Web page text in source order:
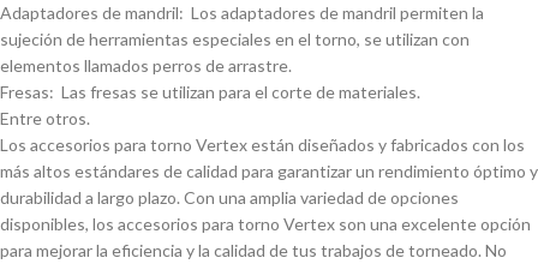
Adaptadores de mandril: Los adaptadores de mandril permiten la
sujeción de herramientas especiales en el torno, se utilizan con
elementos llamados perros de arrastre.
Fresas: Las fresas se utilizan para el corte de materiales.
Entre otros.
Los accesorios para torno Vertex están diseñados y fabricados con los
más altos estándares de calidad para garantizar un rendimiento óptimo y
durabilidad a largo plazo. Con una amplia variedad de opciones
disponibles, los accesorios para torno Vertex son una excelente opción
para mejorar la eficiencia y la calidad de tus trabajos de torneado. No